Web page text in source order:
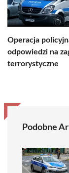
Operacja
odpowiedzi na
terrorystyczne
Podobne